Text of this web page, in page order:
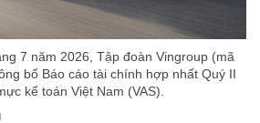
7 năm 2026, Tập đoàn Vingroup (mã
bố Báo cáo tài chính hợp nhất Quý II
kế toán Việt Nam (VAS).